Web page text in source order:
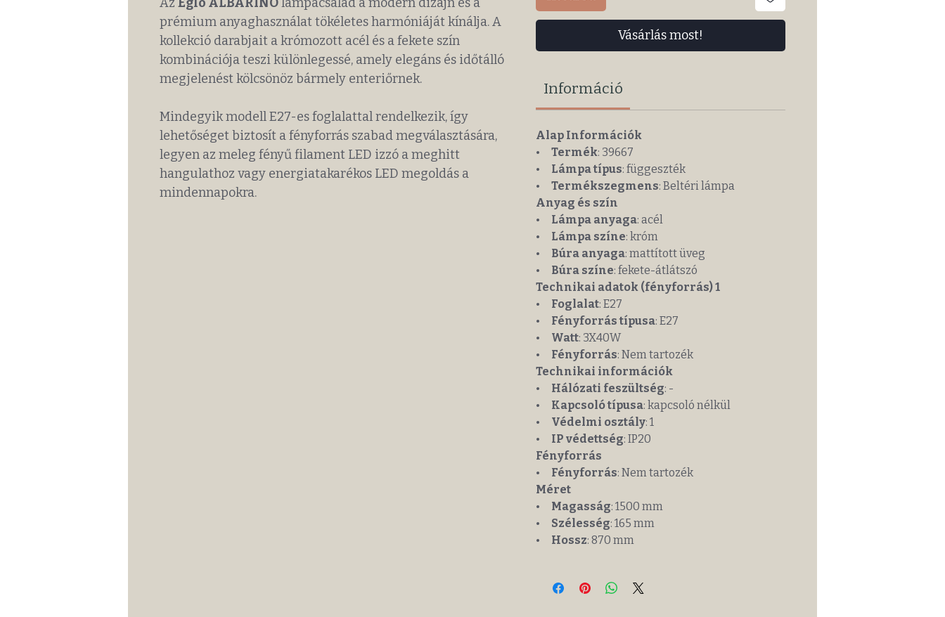
prémium anyaghasználat tökéletes harmóniáját kínálja. A
kollekció darabjait a krómozott acél és a fekete szín
kombinációja teszi különlegessé, amely elegáns és időtálló
megjelenést kölcsönöz bármely enteriőrnek.
Mindegyik modell E27-es foglalattal rendelkezik, így
lehetőséget biztosít a fényforrás szabad megválasztására,
legyen az meleg fényű filament LED izzó a meghitt
hangulathoz vagy energiatakarékos LED megoldás a
mindennapokra.
Vásárlás most!
Információ
Alap Információk
• Termék: 39667
• Lámpa típus: függeszték
• Termékszegmens: Beltéri lámpa
Anyag és szín
• Lámpa anyaga: acél
• Lámpa színe: króm
• Búra anyaga: mattított üveg
• Búra színe: fekete-átlátszó
Technikai adatok (fényforrás) 1
• Foglalat: E27
• Fényforrás típusa: E27
• Watt: 3X40W
• Fényforrás: Nem tartozék
Technikai információk
• Hálózati feszültség: -
• Kapcsoló típusa: kapcsoló nélkül
• Védelmi osztály: 1
• IP védettség: IP20
Fényforrás
• Fényforrás: Nem tartozék
Méret
• Magasság: 1500 mm
• Szélesség: 165 mm
• Hossz: 870 mm